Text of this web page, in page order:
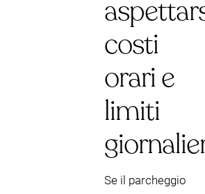
costi
orari e
limiti
Se il parcheggio